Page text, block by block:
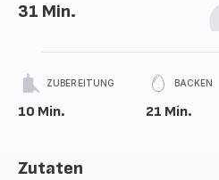
31 Min.
ZUBEREITUNG
10 Min.
BACKEN
21 Min.
Zutaten